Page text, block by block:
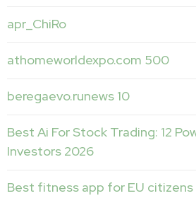
apr_ChiRo
athomeworldexpo.com 500
beregaevo.runews 10
Best Ai For Stock Trading: 12
Investors 2026
Best fitness app for EU citizens